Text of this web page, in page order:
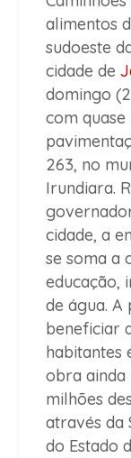
alimentos
sudoeste
cidade de
domingo
com
263, no
Irundiara.
cidade, a
se soma a
educação,
de água. A
beneficiar
habitantes
obra ainda
milhões
através da
do Estado